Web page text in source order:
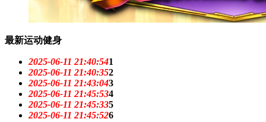
最新运动健身
2025-06-11 21:40:541
2025-06-11 21:40:352
2025-06-11 21:43:043
2025-06-11 21:45:534
2025-06-11 21:45:335
2025-06-11 21:45:526